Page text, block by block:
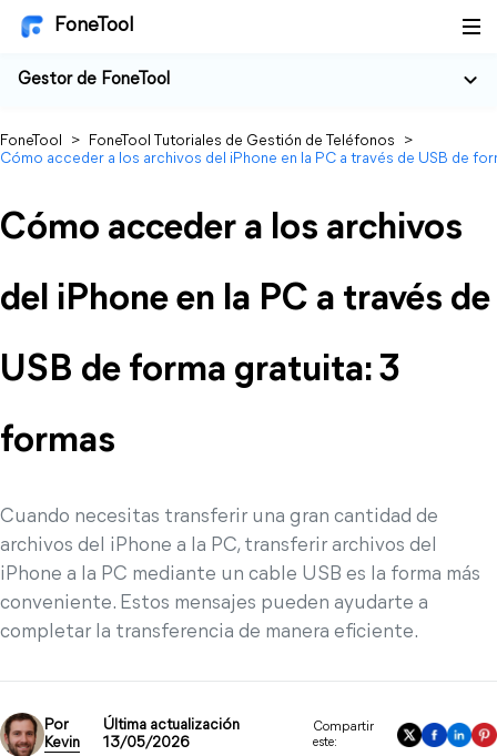
FoneTool
Gestor de FoneTool
FoneTool > FoneTool Tutoriales de Gestión de Teléfonos
>
Cómo acceder a los archivos del iPhone en la PC a través de USB de
Cómo acceder a los archivos
del iPhone en la PC a través de
USB de forma gratuita: 3
formas
Cuando necesitas transferir una gran cantidad de
archivos del iPhone a la PC, transferir archivos del
iPhone a la PC mediante un cable USB es la forma más
conveniente. Estos mensajes pueden ayudarte a
completar la transferencia de manera eficiente.
Por
Kevin
Última actualización
13/05/2026
Compartir
este: